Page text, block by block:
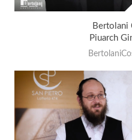
Bertolani
Piuarch